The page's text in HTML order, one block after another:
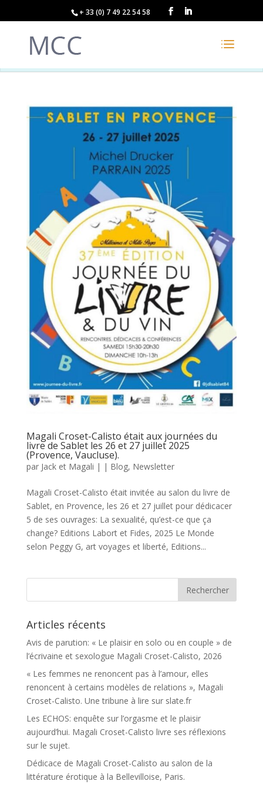
+ 33 (0) 7 49 22 54 58
Magali Croset-Calisto était aux journées du
livre de Sablet les 26 et 27 juillet 2025
(Provence, Vaucluse).
par Jack et Magali | | Blog, Newsletter
Magali Croset-Calisto était invitée au salon du livre de
Sablet, en Provence, les 26 et 27 juillet pour dédicacer
5 de ses ouvrages: La sexualité, qu’est-ce que ça
change? Editions Labort et Fides, 2025 Le Monde
selon Peggy G, art voyages et liberté, Editions...
Articles récents
Avis de parution: « Le plaisir en solo ou en couple » de
l’écrivaine et sexologue Magali Croset-Calisto, 2026
« Les femmes ne renoncent pas à l’amour, elles
renoncent à certains modèles de relations », Magali
Croset-Calisto. Une tribune à lire sur slate.fr
Les ECHOS: enquête sur l’orgasme et le plaisir
aujourd’hui. Magali Croset-Calisto livre ses réflexions
sur le sujet.
Dédicace de Magali Croset-Calisto au salon de la
littérature érotique à la Bellevilloise, Paris.